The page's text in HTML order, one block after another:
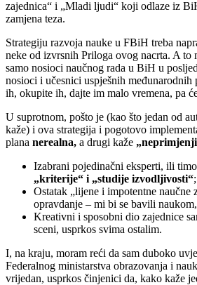
zajednica“ i „Mladi ljudi“ koji odlaze iz
zamjena teza.
Strategiju razvoja nauke u FBiH treba
neke od izvrsnih Priloga ovog nacrta. A to
samo nosioci naučnog rada u BiH u
nosioci i učesnici uspješnih
ih, okupite ih, dajte im malo vremena, pa
U suprotnom, pošto je (kao što jedan od
kaže) i ova strategija i pogotovo
plana nerealna, a drugi kaže
Izabrani pojedinačni eksperti, ili
„kriterije“ i „studije izvodljivosti“
Ostatak „lijene i impotentne naučne
opravdanje – mi bi se bavili
Kreativni i sposobni dio zajednice
sceni, usprkos svima ostalim.
I, na kraju, moram reći da sam duboko
Federalnog ministarstva obrazovanja i
vrijedan, usprkos činjenici da, kako kaže